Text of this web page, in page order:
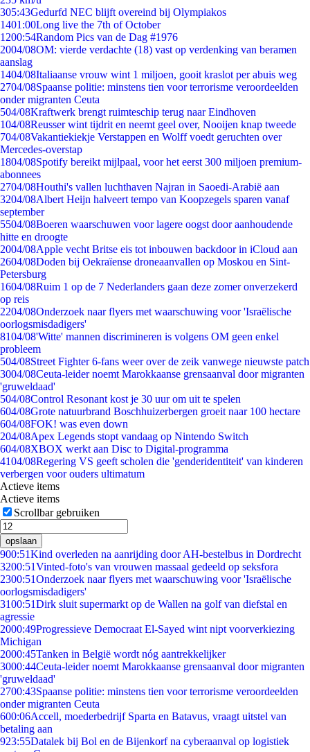
305:43Gedurfd NEC blijft overeind bij Olympiakos
1401:00Long live the 7th of October
1200:54Random Pics van de Dag #1976
2004/08OM: vierde verdachte (18) vast op verdenking van beramen
aanslag
1404/08Italiaanse vrouw wint 1 miljoen, gooit kraslot per abuis weg
2704/08Spaanse politie: minstens tien voor terrorisme veroordeelden
onder migranten Ceuta
504/08Kraftwerk brengt ruimteschip terug naar Eindhoven
104/08Reusser wint tijdrit en neemt geel over, Nooijen knap tweede
704/08Vakantiekiekje Verstappen en Wolff voedt geruchten over
Mercedes-overstap
1804/08Spotify bereikt mijlpaal, voor het eerst 300 miljoen premium-
abonnees
2704/08Houthi's vallen luchthaven Najran in Saoedi-Arabië aan
3204/08Albert Heijn halveert tempo van Koopzegels sparen vanaf
september
5504/08Boeren waarschuwen voor lagere oogst door aanhoudende
hitte en droogte
2004/08Apple vecht Britse eis tot inbouwen backdoor in iCloud aan
2604/08Doden bij Oekraïense droneaanvallen op Moskou en Sint-
Petersburg
1604/08Ruim 1 op de 7 Nederlanders gaan deze zomer onverzekerd
op reis
2204/08Onderzoek naar flyers met waarschuwing voor 'Israëlische
oorlogsmisdadigers'
8104/08'Witte' mannen discrimineren is volgens OM geen enkel
probleem
504/08Street Fighter 6-fans weer over de zeik vanwege nieuwste patch
3004/08Ceuta-leider noemt Marokkaanse grensaanval door migranten
'gruweldaad'
504/08Control Resonant kost je 30 uur om uit te spelen
604/08Grote natuurbrand Boschhuizerbergen groeit naar 100 hectare
604/08FOK! was even down
204/08Apex Legends stopt vandaag op Nintendo Switch
604/08XBOX werkt aan Disc to Digital-programma
4104/08Regering VS geeft scholen die 'genderidentiteit' van kinderen
verbergen voor ouders ultimatum
Actieve items
Actieve items
Scrollbar gebruiken
opslaan
900:51Kind overleden na aanrijding door AH-bestelbus in Dordrecht
3200:51Vinted-foto's van vrouwen massaal gedeeld op seksfora
2300:51Onderzoek naar flyers met waarschuwing voor 'Israëlische
oorlogsmisdadigers'
3100:51Dirk sluit supermarkt op de Wallen na golf van diefstal en
agressie
2000:49Progressieve Democraat El-Sayed wint nipt voorverkiezing
Michigan
2000:45Tanken in België wordt nóg aantrekkelijker
3000:44Ceuta-leider noemt Marokkaanse grensaanval door migranten
'gruweldaad'
2700:43Spaanse politie: minstens tien voor terrorisme veroordeelden
onder migranten Ceuta
600:06Accell, moederbedrijf Sparta en Batavus, vraagt uitstel van
betaling aan
923:55Datalek bij Bol en de Bijenkorf na cyberaanval op logistiek